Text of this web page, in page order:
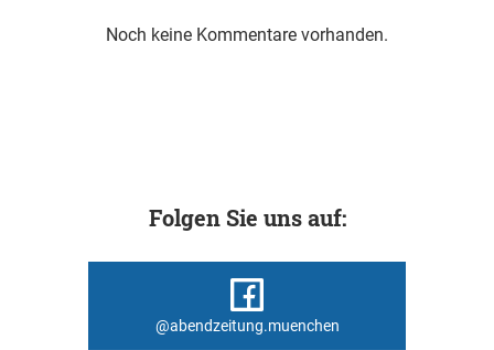
Noch keine Kommentare vorhanden.
Folgen Sie uns auf:
@abendzeitung.muenchen